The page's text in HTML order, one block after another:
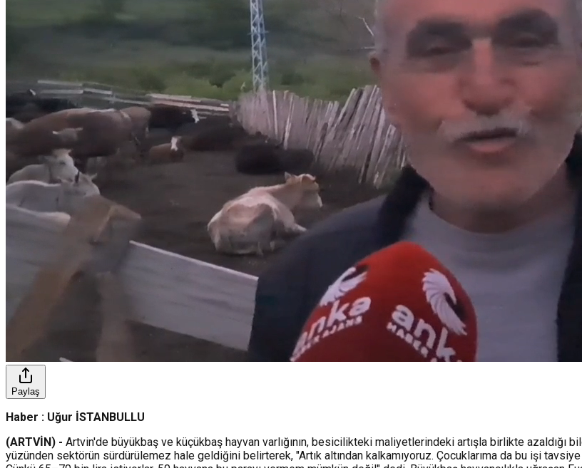
Paylaş
Haber : Uğur İSTANBULLU
(ARTVİN) - Artvin'de büyükbaş ve küçükbaş hayvan varlığının, besicilikteki maliyetlerindeki artışla birlikte
yüzünden sektörün sürdürülemez hale geldiğini belirterek, "Artık altından kalkamıyoruz. Çocuklarıma da bu işi